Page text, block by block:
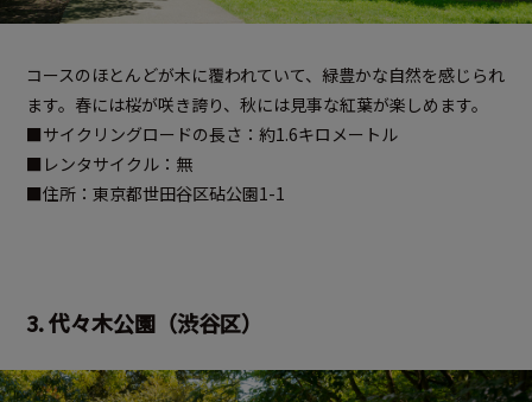
コースのほとんどが木に覆われていて、緑豊かな自然を感じられ
ます。春には桜が咲き誇り、秋には見事な紅葉が楽しめます。
■サイクリングロードの長さ：約1.6キロメートル
■レンタサイクル：無
■住所：東京都世田谷区砧公園1-1
3. 代々木公園（渋谷区）